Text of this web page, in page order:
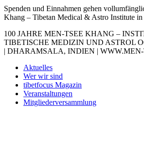
Spenden und Einnahmen gehen
Khang – Tibetan Medical & Astro Institute in
100 JAHRE MEN-TSEE KHANG –
TIBETISCHE MEDIZIN UND ASTROL
| DHARAMSALA, INDIEN |
Aktuelles
Wer wir sind
tibetfocus Magazin
Veranstaltungen
Mitgliederversammlung